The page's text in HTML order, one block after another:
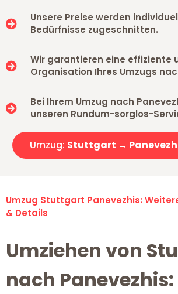
Unsere Preise werden
Bedürfnisse zugeschnitten.
Wir garantieren eine effiziente
Organisation Ihres Umzugs
Bei Ihrem Umzug nach
unseren Rundum-sorglos-
Umzug: Stuttgart →
Umzug Stuttgart Panevezhis:
& Details
Umziehen von
nach